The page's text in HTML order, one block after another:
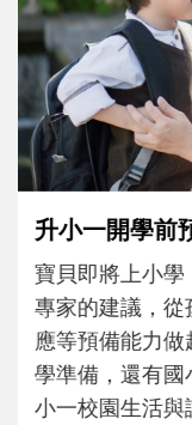
沒有人天生
次「前所未有
大。從給予安
主、角色認同
正嘗試用不同